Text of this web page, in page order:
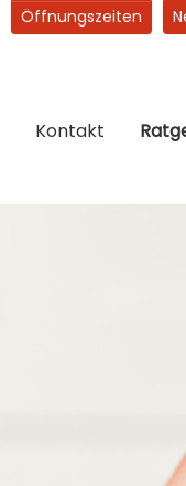
Öffnungszeiten
Kontakt